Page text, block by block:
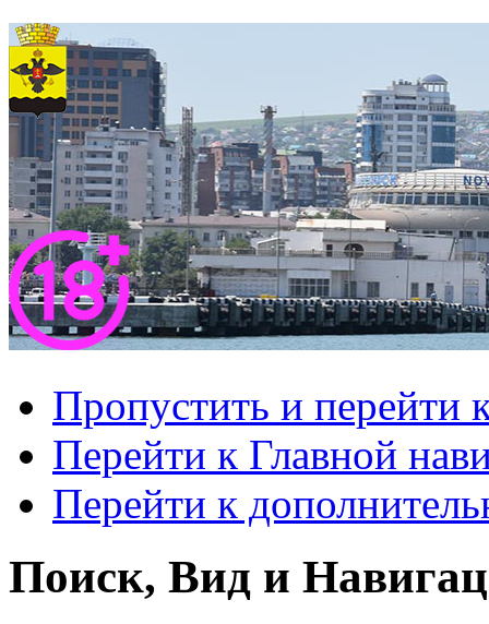
Пропустить и перейти
Перейти к Главной
Перейти к
Поиск, Вид и